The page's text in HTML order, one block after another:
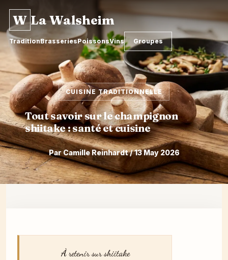
W La Walsheim
TraditionBrasseriesPoissonsVins Groupes
CUISINE TRADITIONNELLE
Tout savoir sur le champignon
shiitake : santé et cuisine
Par Camille Reinhardt / 13 May 2026
À retenir sur shiitake